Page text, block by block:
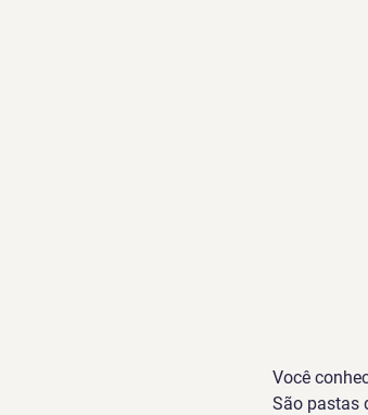
Você
São pastas